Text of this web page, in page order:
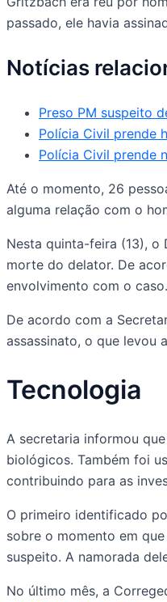
passado, ele havia
Notícias
Preso PM suspeito
Polícia Civil prende
Polícia Civil prende
Até o momento, 26
alguma relação com o
Nesta quinta-feira (13), o
morte do delator. De
envolvimento com o caso.
De acordo com a
assassinato, o que levou
Tecnologia
A secretaria informou
biológicos. Também foi
contribuindo para as
O primeiro identificado
sobre o momento em
suspeito. A namorada
No último mês, a